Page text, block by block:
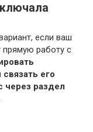
если ваш
прямую работу с
его
через раздел